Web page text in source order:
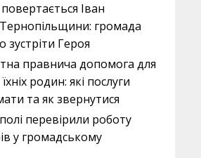
Іван
громада
зустріти Героя
правнича допомога для
родин: які послуги
та як звернутися
перевірили роботу
у громадському